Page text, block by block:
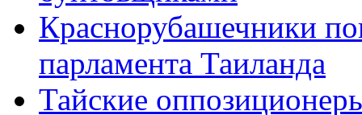
Краснорубашечники
парламента Таиланда
Тайские